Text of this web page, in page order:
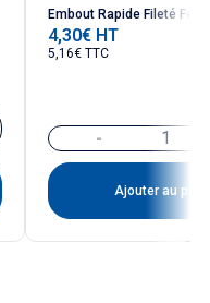
Embout Rapide Fileté
Prix
4,30€ HT
5,16€ TTC
-
Ajouter au